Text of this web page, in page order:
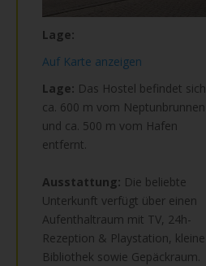
Lage:
Auf Karte anzeigen
Lage: Das Hostel befindet sich
ca. 600 m vom Neptunbrunnen
und ca. 500 m vom Hafen
entfernt.
Ausstattung: Die beliebte
Unterkunft verfügt über einen
Aufenthaltraum mit TV, 24h-
Rezeption & Playstation, kleine
Bibliothek sowie Gepäckraum.